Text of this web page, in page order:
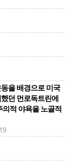
을 배경으로 미국
던 먼로독트린에
적 야욕을 노골적